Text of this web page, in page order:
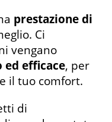
prestazione di
Ci
vengano
ed efficace, per
il tuo comfort.
di